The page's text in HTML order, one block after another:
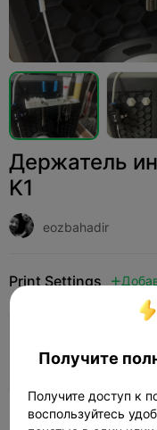
Держатель
K1
eozbahadir
Print Settings 
Получите
Получите доступ к
воспользуйтесь